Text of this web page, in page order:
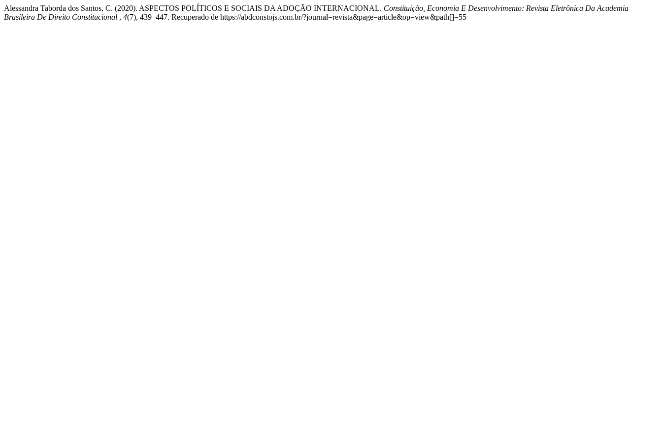
Alessandra Taborda dos Santos, C. (2020). ASPECTOS POLÍTICOS E SOCIAIS DA ADOÇÃO INTERNACIONAL. Constituição, Economia E Desenvolvimento: Revista Eletrônica Da Academia
Brasileira De Direito Constitucional , 4(7), 439–447. Recuperado de https://abdconstojs.com.br/?journal=revista&page=article&op=view&path[]=55